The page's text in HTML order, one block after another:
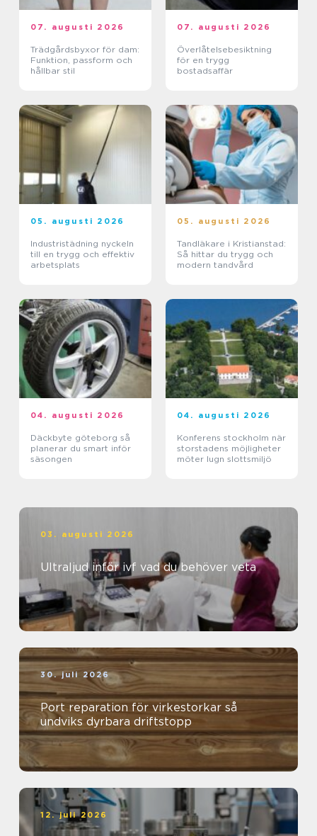
07. augusti 2026
Trädgårdsbyxor för dam:
Funktion, passform och
hållbar stil
07. augusti 2026
Överlåtelsebesiktning
för en trygg
bostadsaffär
05. augusti 2026
Industristädning nyckeln
till en trygg och effektiv
arbetsplats
05. augusti 2026
Tandläkare i Kristianstad:
Så hittar du trygg och
modern tandvård
04. augusti 2026
Däckbyte göteborg så
planerar du smart inför
säsongen
04. augusti 2026
Konferens stockholm när
storstadens möjligheter
möter lugn slottsmiljö
03. augusti 2026
Ultraljud inför ivf vad du behöver veta
30. juli 2026
Port reparation för virkestorkar så
undviks dyrbara driftstopp
12. juli 2026